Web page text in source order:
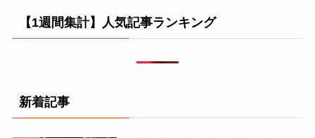
【1週間集計】人気記事ランキング
新着記事